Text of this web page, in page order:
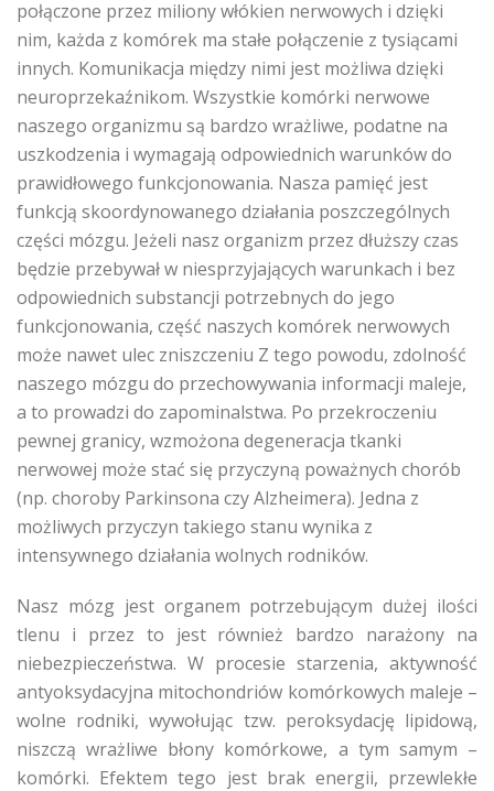
połączone przez miliony włókien nerwowych i dzięki
nim, każda z komórek ma stałe połączenie z tysiącami
innych. Komunikacja między nimi jest możliwa dzięki
neuroprzekaźnikom. Wszystkie komórki nerwowe
naszego organizmu są bardzo wrażliwe, podatne na
uszkodzenia i wymagają odpowiednich warunków do
prawidłowego funkcjonowania. Nasza pamięć jest
funkcją skoordynowanego działania poszczególnych
części mózgu. Jeżeli nasz organizm przez dłuższy czas
będzie przebywał w niesprzyjających warunkach i bez
odpowiednich substancji potrzebnych do jego
funkcjonowania, część naszych komórek nerwowych
może nawet ulec zniszczeniu Z tego powodu, zdolność
naszego mózgu do przechowywania informacji maleje,
a to prowadzi do zapominalstwa. Po przekroczeniu
pewnej granicy, wzmożona degeneracja tkanki
nerwowej może stać się przyczyną poważnych chorób
(np. choroby Parkinsona czy Alzheimera). Jedna z
możliwych przyczyn takiego stanu wynika z
intensywnego działania wolnych rodników.
Nasz mózg jest organem potrzebującym dużej ilości
tlenu i przez to jest również bardzo narażony na
niebezpieczeństwa. W procesie starzenia, aktywność
antyoksydacyjna mitochondriów komórkowych maleje –
wolne rodniki, wywołując tzw. peroksydację lipidową,
niszczą wrażliwe błony komórkowe, a tym samym –
komórki. Efektem tego jest brak energii, przewlekłe